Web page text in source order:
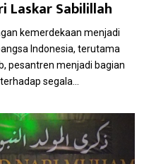
Laskar Sabilillah
kemerdekaan menjadi
Indonesia, terutama
pesantren menjadi bagian
segala...